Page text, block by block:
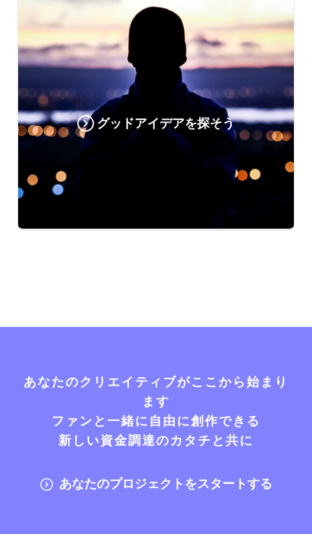
グッドアイデアを探そう
あなたのクリエイティブがここから始まり
ます
ファンと一緒に自由に創作できる
新しい資金調達のカタチと共に
あなたのプロジェクトをスタートする